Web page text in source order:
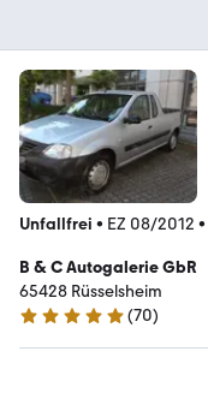
Unfallfrei • EZ 08/2012 •
B & C Autogalerie GbR
65428 Rüsselsheim
5 Sterne
(70)